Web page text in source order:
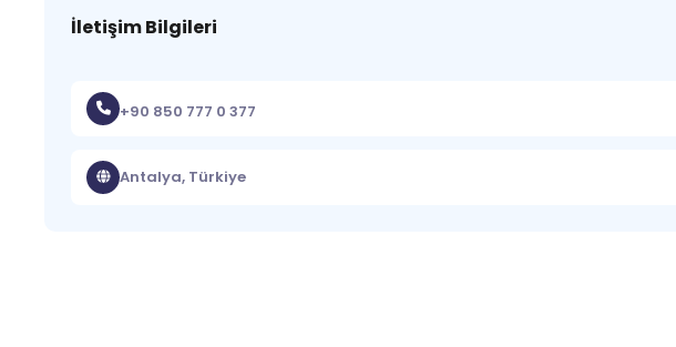
İletişim Bilgileri
+90 850 777 0 377
Antalya, Türkiye